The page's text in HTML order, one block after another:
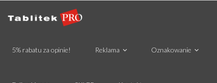
5% rabatu za opinie! Reklama Oznakowanie